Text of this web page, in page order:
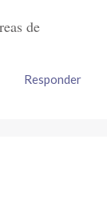
de
Responder